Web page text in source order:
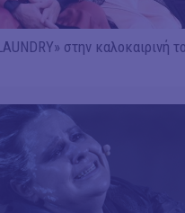
στην καλοκαιρινή